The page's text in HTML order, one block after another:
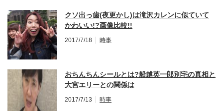
クソ出っ歯(夜更かし)は滝沢カレンに似ていて
かわいい!?画像比較!!
2017/7/18 時事
おちんちんシールとは?船越英一郎別宅の真相と
大宮エリーとの関係は
2017/7/13 時事